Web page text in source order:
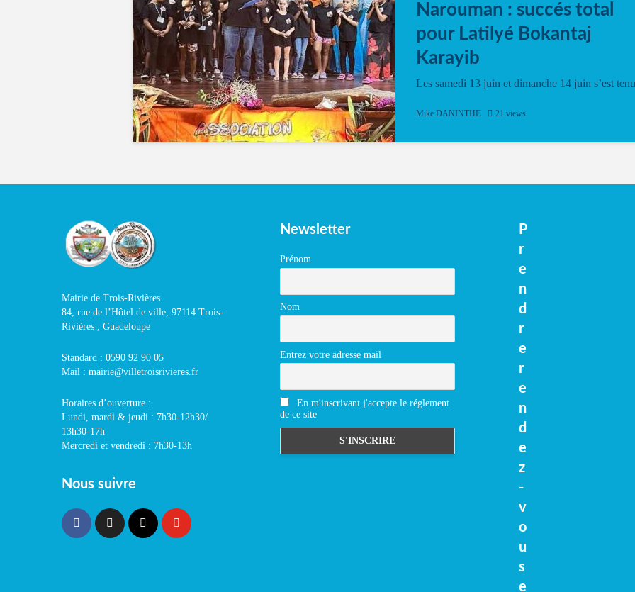
Narouman : succés total
pour Latilyé Bokantaj
Karayib
Les samedi 13 juin et dimanche 14 juin s’est tenu
vibrant à Pierrot Narouman, organisé par
spectacle de fin d’année, présenté à la salle...
Mike DANINTHE 21 views
Mairie de Trois-Rivières
84, rue de l’Hôtel de ville, 97114 Trois-
Rivières , Guadeloupe
Standard : 0590 92 90 05
Mail : mairie@villetroisrivieres.fr
Horaires d’ouverture :
Lundi, mardi & jeudi : 7h30-12h30/
13h30-17h
Mercredi et vendredi : 7h30-13h
Nous suivre
Newsletter
Prénom
Nom
Entrez votre adresse mail
En m'inscrivant j'accepte le réglement
de ce site
P
r
e
n
d
r
e
r
e
n
d
e
z
-
v
o
u
s
e